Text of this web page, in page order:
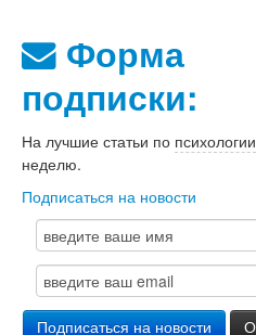
Форма
подписки:
На лучшие статьи по психологии
неделю.
Подписаться на новости